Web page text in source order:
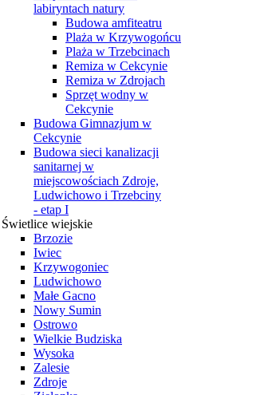
labiryntach natury
Budowa amfiteatru
Plaża w Krzywogońcu
Plaża w Trzebcinach
Remiza w Cekcynie
Remiza w Zdrojach
Sprzęt wodny w
Cekcynie
Budowa Gimnazjum w
Cekcynie
Budowa sieci kanalizacji
sanitarnej w
miejscowościach Zdroje,
Ludwichowo i Trzebciny
- etap I
Świetlice wiejskie
Brzozie
Iwiec
Krzywogoniec
Ludwichowo
Małe Gacno
Nowy Sumin
Ostrowo
Wielkie Budziska
Wysoka
Zalesie
Zdroje